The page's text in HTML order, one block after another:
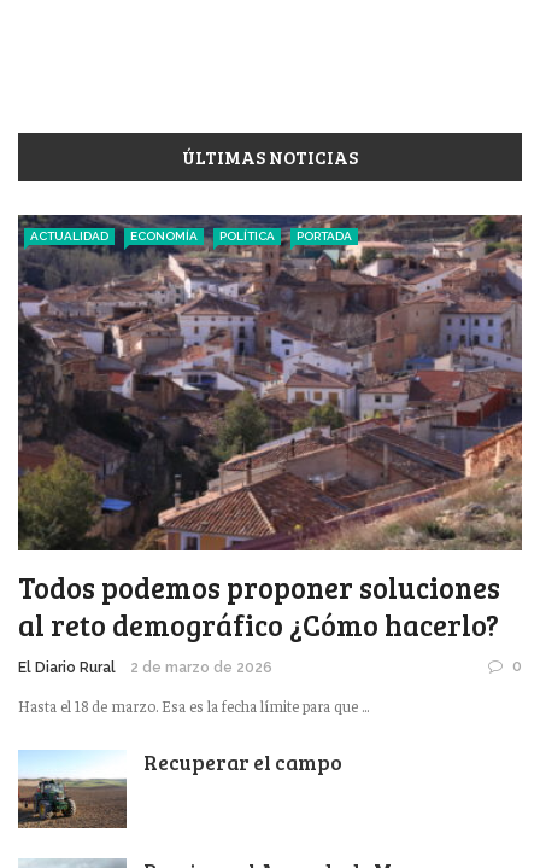
ÚLTIMAS NOTICIAS
ACTUALIDAD ECONOMÍA POLÍTICA PORTADA
Todos podemos proponer soluciones
al reto demográfico ¿Cómo hacerlo?
El Diario Rural 2 de marzo de 2026 0
Hasta el 18 de marzo. Esa es la fecha límite para que ...
Recuperar el campo